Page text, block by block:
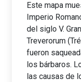
Este mapa
Imperio
del siglo V.
Treverorum
fueron
los bárbaros.
las causas de